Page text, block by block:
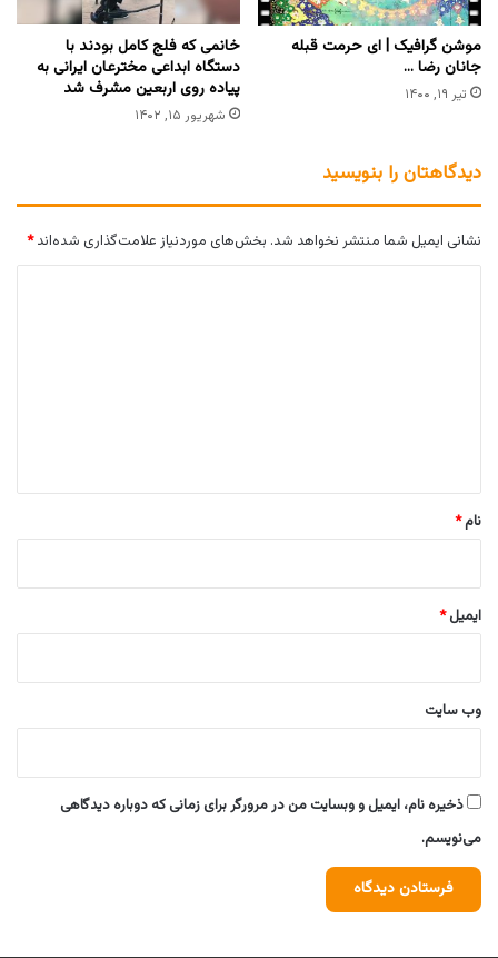
موشن گرافیک | ای حرمت قبله
جانان رضا …
تیر ۱۹, ۱۴۰۰
خانمی که فلج کامل بودند با
دستگاه ابداعی مخترعان ایرانی به
پیاده روی اربعین مشرف شد
شهریور ۱۵, ۱۴۰۲
دیدگاهتان را بنویسید
نشانی ایمیل شما منتشر نخواهد شد. بخش‌های موردنیاز علامت‌گذاری شده‌اند*
نام*
ایمیل*
وب‌ سایت
ذخیره نام، ایمیل و وبسایت من در مرورگر برای زمانی که دوباره دیدگاهی
می‌نویسم.